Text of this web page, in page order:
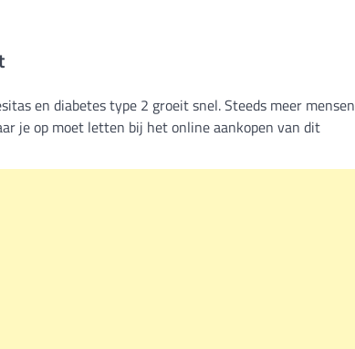
en diabetes type 2 groeit snel. Steeds meer mensen
je op moet letten bij het online aankopen van dit